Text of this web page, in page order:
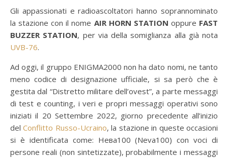
Gli appassionati e radioascoltatori hanno soprannominato
la stazione con il nome AIR HORN STATION oppure FAST
BUZZER STATION, per via della somiglianza alla già nota
UVB-76.
Ad oggi, il gruppo ENIGMA2000 non ha dato nomi, ne tanto
meno codice di designazione ufficiale, si sa però che è
gestita dal “Distretto militare dell’ovest”, a parte messaggi
di test e counting, i veri e propri messaggi operativi sono
iniziati il 20 Settembre 2022, giorno precedente all’inizio
delConflitto Russo-Ucraino, la stazione in queste occasioni
si è identificata come: Нева100 (Neva100) con voci di
persone reali (non sintetizzate), probabilmente i messaggi